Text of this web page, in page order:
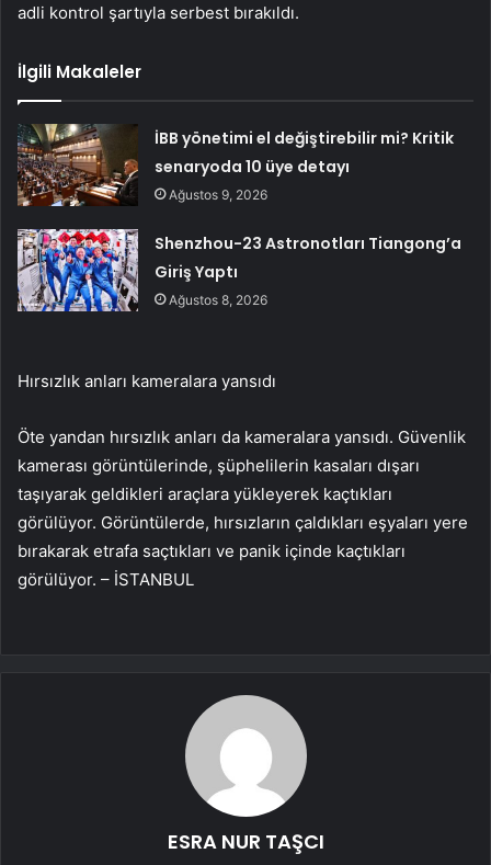
adli kontrol şartıyla serbest bırakıldı.
İlgili Makaleler
İBB yönetimi el değiştirebilir mi? Kritik
senaryoda 10 üye detayı
Ağustos 9, 2026
Shenzhou-23 Astronotları Tiangong’a
Giriş Yaptı
Ağustos 8, 2026
Hırsızlık anları kameralara yansıdı
Öte yandan hırsızlık anları da kameralara yansıdı. Güvenlik
kamerası görüntülerinde, şüphelilerin kasaları dışarı
taşıyarak geldikleri araçlara yükleyerek kaçtıkları
görülüyor. Görüntülerde, hırsızların çaldıkları eşyaları yere
bırakarak etrafa saçtıkları ve panik içinde kaçtıkları
görülüyor. – İSTANBUL
ESRA NUR TAŞCI